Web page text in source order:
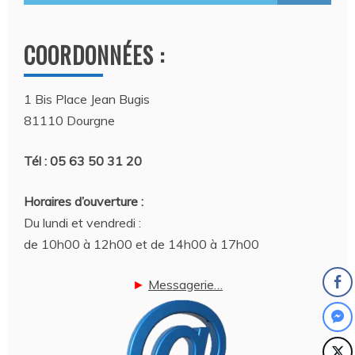
COORDONNÉES :
1 Bis Place Jean Bugis
81110 Dourgne
Tél : 05 63 50 31 20
Horaires d’ouverture :
Du lundi et vendredi :
de 10h00 à 12h00 et de 14h00 à 17h00
► Messagerie…